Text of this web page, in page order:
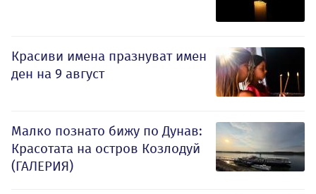
Красиви имена празнуват имен
ден на 9 август
Малко познато бижу по Дунав:
Красотата на остров Козлодуй
(ГАЛЕРИЯ)